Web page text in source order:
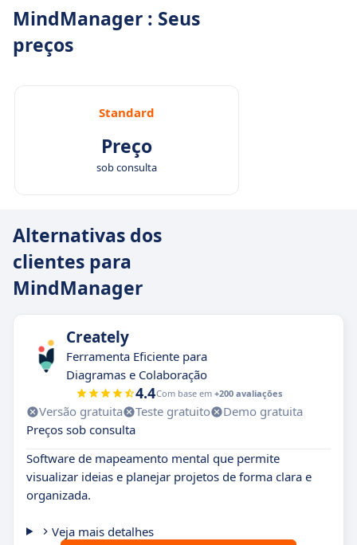
MindManager : Seus
preços
Standard
Preço
sob consulta
Alternativas dos
clientes para
MindManager
Creately
Ferramenta Eficiente para
Diagramas e Colaboração
4.4Com base em +200 avaliações
Versão gratuita Teste gratuito
Demo gratuita
Preços sob consulta
Software de mapeamento mental que permite
visualizar ideias e planejar projetos de forma clara e
organizada.
Veja mais detalhes